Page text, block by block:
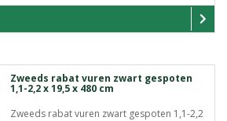
Zweeds rabat vuren zwart gespoten
1,1-2,2 x 19,5 x 480 cm
Zweeds rabat vuren zwart gespoten 1,1-2,2